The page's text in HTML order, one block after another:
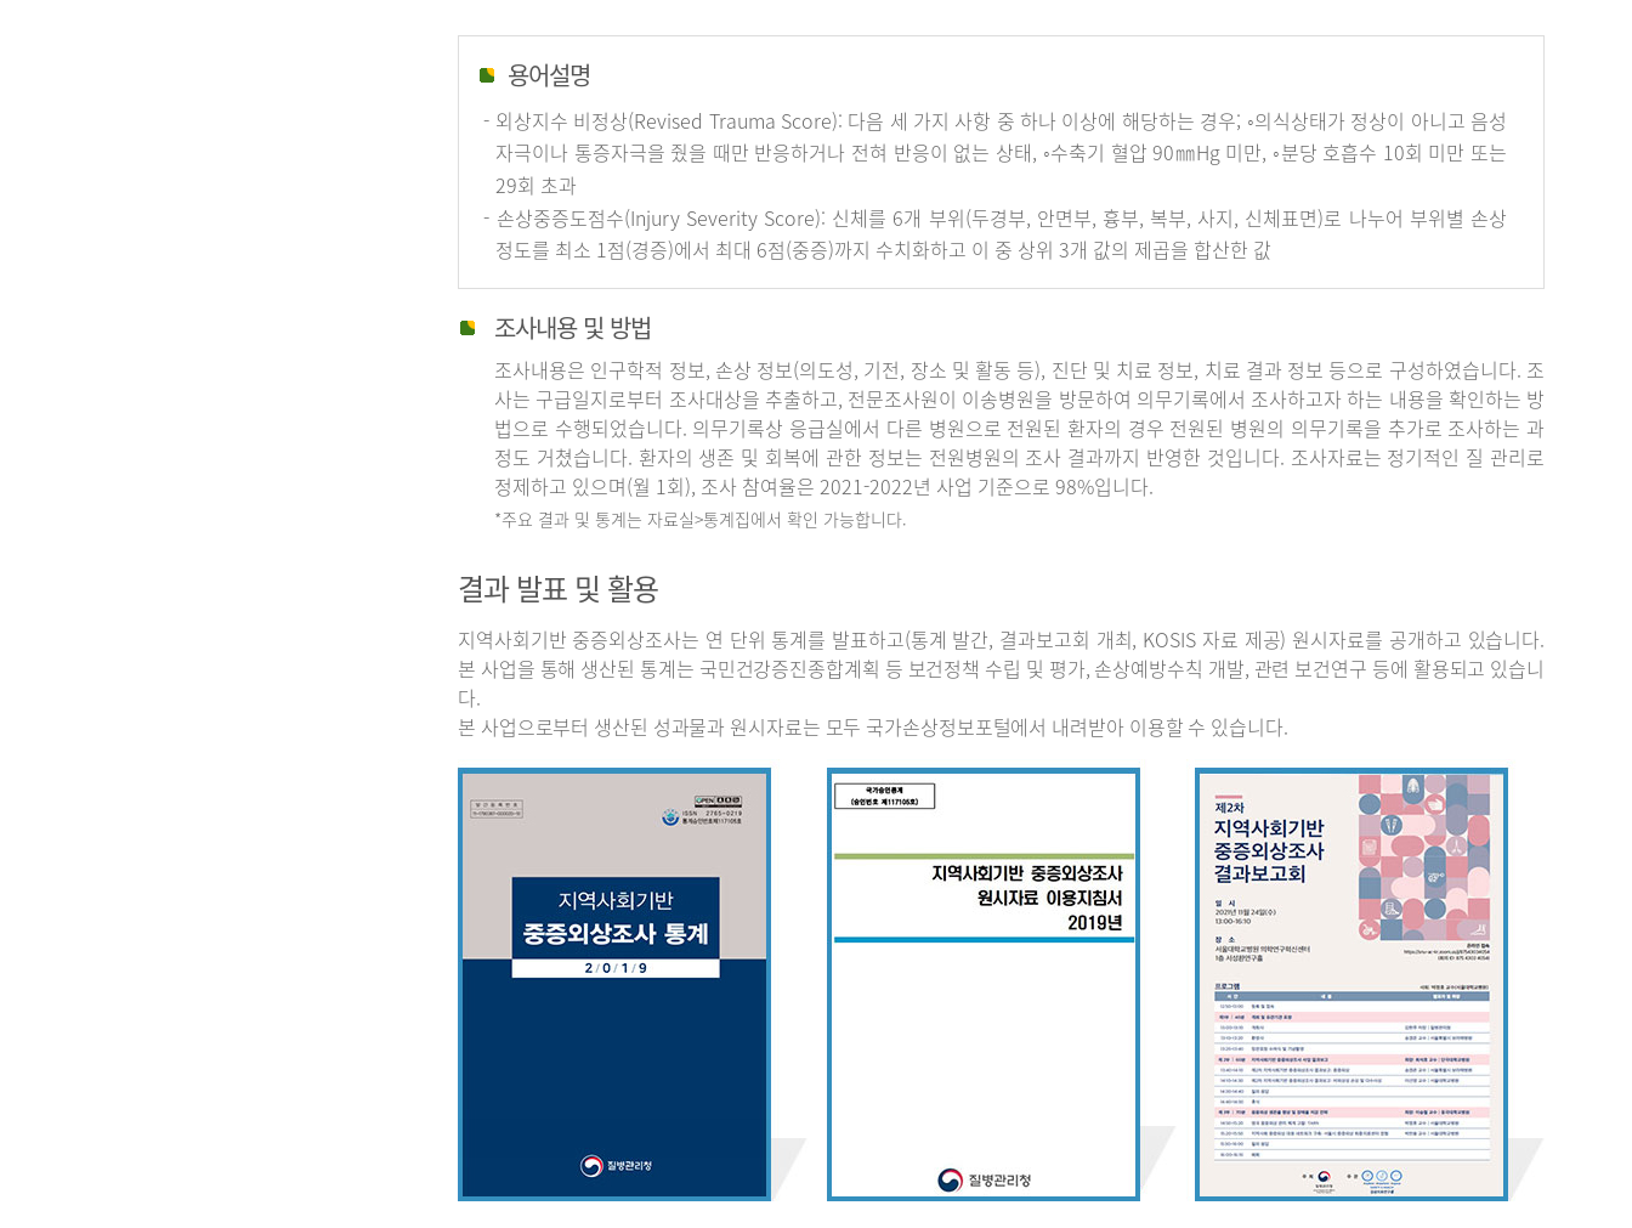
용어설명
- 외상지수 비정상(Revised Trauma Score): 다음 세 가지 사항 중 하나 이상에 해당하는 경우; ◦의식상태가 정상이 아니고 음성
자극이나 통증자극을 줬을 때만 반응하거나 전혀 반응이 없는 상태, ◦수축기 혈압 90㎜Hg 미만, ◦분당 호흡수 10회 미만 또는
29회 초과
- 손상중증도점수(Injury Severity Score): 신체를 6개 부위(두경부, 안면부, 흉부, 복부, 사지, 신체표면)로 나누어 부위별 손상
정도를 최소 1점(경증)에서 최대 6점(중증)까지 수치화하고 이 중 상위 3개 값의 제곱을 합산한 값
조사내용 및 방법
조사내용은 인구학적 정보, 손상 정보(의도성, 기전, 장소 및 활동 등), 진단 및 치료 정보, 치료 결과 정보 등으로 구성하였습니다. 조
사는 구급일지로부터 조사대상을 추출하고, 전문조사원이 이송병원을 방문하여 의무기록에서 조사하고자 하는 내용을 확인하는 방
법으로 수행되었습니다. 의무기록상 응급실에서 다른 병원으로 전원된 환자의 경우 전원된 병원의 의무기록을 추가로 조사하는 과
정도 거쳤습니다. 환자의 생존 및 회복에 관한 정보는 전원병원의 조사 결과까지 반영한 것입니다. 조사자료는 정기적인 질 관리로
정제하고 있으며(월 1회), 조사 참여율은 2021-2022년 사업 기준으로 98%입니다.
*주요 결과 및 통계는 자료실>통계집에서 확인 가능합니다.
결과 발표 및 활용
지역사회기반 중증외상조사는 연 단위 통계를 발표하고(통계 발간, 결과보고회 개최, KOSIS 자료 제공) 원시자료를 공개하고 있습니다.
본 사업을 통해 생산된 통계는 국민건강증진종합계획 등 보건정책 수립 및 평가, 손상예방수칙 개발, 관련 보건연구 등에 활용되고 있습니
다.
본 사업으로부터 생산된 성과물과 원시자료는 모두 국가손상정보포털에서 내려받아 이용할 수 있습니다.